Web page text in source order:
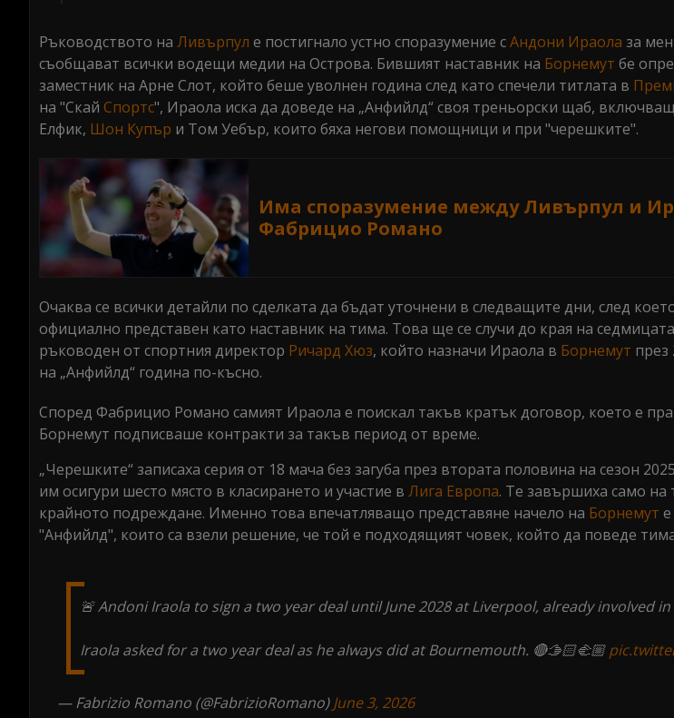
Ръководството на Ливърпул е постигнало устно споразумение сАндони Ираола за
съобщават всички водещи медии на Острова. Бившият наставник на Борнемут бе
заместник на Арне Слот, който беше уволнен година след като спечели титлата в
на "Скай Спортс", Ираола иска да доведе на „Анфийлд“ своя треньорски щаб, включващ
Елфик, Шон Купър и Том Уебър, които бяха негови помощници и при "черешките".
Има споразумение между Ливърпул и
Фабрицио Романо
Очаква се всички детайли по сделката да бъдат уточнени в следващите дни, след
официално представен като наставник на тима. Това ще се случи до края на
ръководен от спортния директор Ричард Хюз, който назначи Ираола в Борнемут през
на „Анфийлд“ година по-късно.
Според Фабрицио Романо самият Ираола е поискал такъв кратък договор, което е
Борнемут подписваше контракти за такъв период от време.
„Черешките“ записаха серия от 18 мача без загуба през втората половина на сезон
им осигури шесто място в класирането и участие в Лига Европа. Те завършиха само на
крайното подреждане. Именно това впечатляващо представяне начело на Борнемут
"Анфийлд", които са взели решение, че той е подходящият човек, който да поведе
🚨 Andoni Iraola to sign a two year deal until June 2028 at Liverpool, already involved
Iraola asked for a two year deal as he always did at Bournemouth. 🔴🫱🏻‍🫲🏼
— Fabrizio Romano (@FabrizioRomano)June 3, 2026